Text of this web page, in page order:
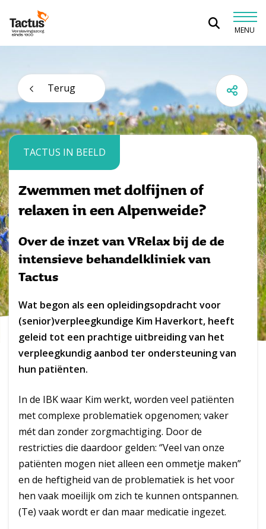
Spring naar content
Tactus Verslavingszorg
MENU
Terug
TACTUS IN BEELD
Zwemmen met dolfijnen of
relaxen in een Alpenweide?
Over de inzet van VRelax bij de de
intensieve behandelkliniek van
Tactus
Wat begon als een opleidingsopdracht voor
(senior)verpleegkundige Kim Haverkort, heeft
geleid tot een prachtige uitbreiding van het
verpleegkundig aanbod ter ondersteuning van
hun patiënten.
In de IBK waar Kim werkt, worden veel patiënten
met complexe problematiek opgenomen; vaker
mét dan zonder zorgmachtiging. Door de
restricties die daardoor gelden: ‘’Veel van onze
patiënten mogen niet alleen een ommetje maken”
en de heftigheid van de problematiek is het voor
hen vaak moeilijk om zich te kunnen ontspannen.
(Te) vaak wordt er dan maar medicatie ingezet.